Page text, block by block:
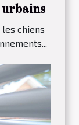
chiens